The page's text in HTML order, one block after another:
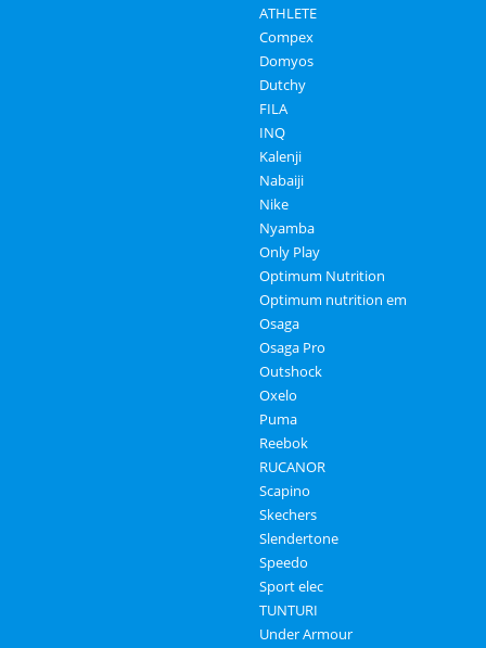
ATHLETE
Compex
Domyos
Dutchy
FILA
INQ
Kalenji
Nabaiji
Nike
Nyamba
Only Play
Optimum Nutrition
Optimum nutrition em
Osaga
Osaga Pro
Outshock
Oxelo
Puma
Reebok
RUCANOR
Scapino
Skechers
Slendertone
Speedo
Sport elec
TUNTURI
Under Armour